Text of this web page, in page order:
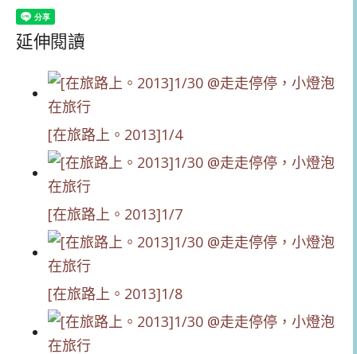
延伸閱讀
[在旅路上。2013]1/4
[在旅路上。2013]1/7
[在旅路上。2013]1/8